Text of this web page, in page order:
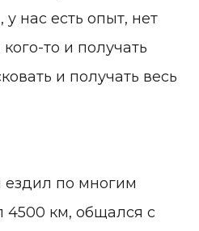
нас есть опыт, нет
то и получать
и получать весь
ездил по многим
4500 км, общался с